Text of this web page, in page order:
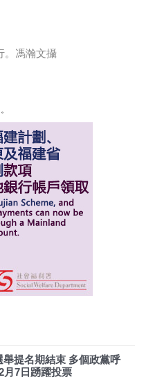
。馮瀚文攝
舉提名期結束 多個政黨呼
月7日踴躍投票